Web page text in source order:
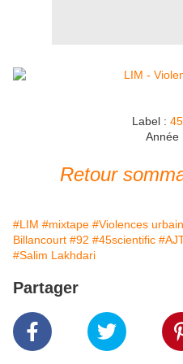
Label :
Année
Retour
#LIM #mixtape #Violences
Billancourt #92 #45scientific
#Salim Lakhdari
Partager